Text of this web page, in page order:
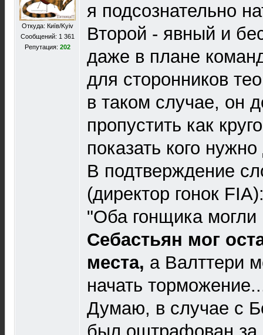
Откуда: Київ/Kyiv
Сообщений: 1 361
Репутация: 202
я подсознательно
Второй - явный и
даже в плане
для сторонников
в таком случае, он
пропустить как
показать кого
В подтверждение
(директор гонок
"Оба гонщика могли
Себастьян мог
места, а Валттери
начать
Думаю, в случае с